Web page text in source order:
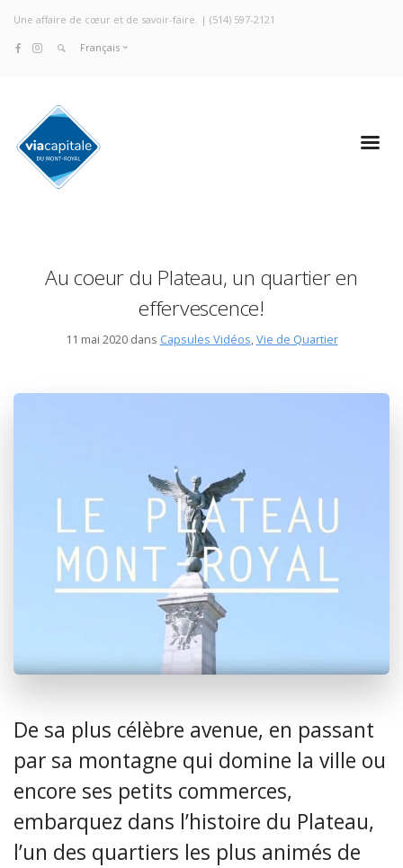
Une affaire de cœur et de savoir-faire. | (514) 597-2121
Français
Au coeur du Plateau, un quartier en
effervescence!
11 mai 2020 dans Capsules Vidéos,Vie de Quartier
De sa plus célèbre avenue, en passant
par sa montagne qui domine la ville ou
encore ses petits commerces,
embarquez dans l’histoire du Plateau,
l’un des quartiers les plus animés de